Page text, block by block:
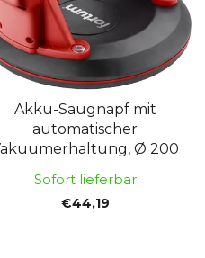
Akku-Saugnapf mit
automatischer
Ø 200
Sofort lieferbar
€44,19